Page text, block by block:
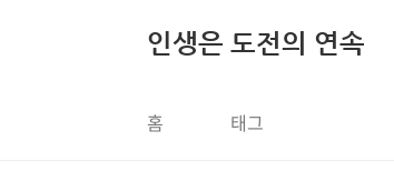
인생은 도전의 연속
홈 태그